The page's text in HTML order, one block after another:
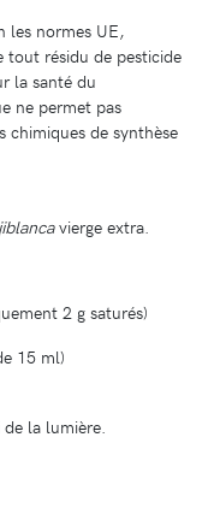
les normes UE,
tout résidu de pesticide
la santé du
ne permet pas
de synthèse
vierge extra.
2 g saturés)
15 ml)
la lumière.